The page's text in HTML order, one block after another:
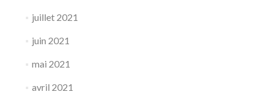
juillet 2021
juin 2021
mai 2021
avril 2021